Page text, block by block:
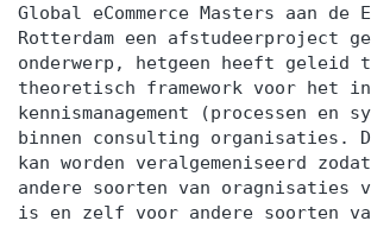
Global eCommerce Masters aan de
Rotterdam een afstudeerproject
onderwerp, hetgeen heeft geleid
theoretisch framework voor het
kennismanagement (processen en
binnen consulting organisaties.
kan worden veralgemeniseerd
andere soorten van oragnisaties
is en zelf voor andere soorten